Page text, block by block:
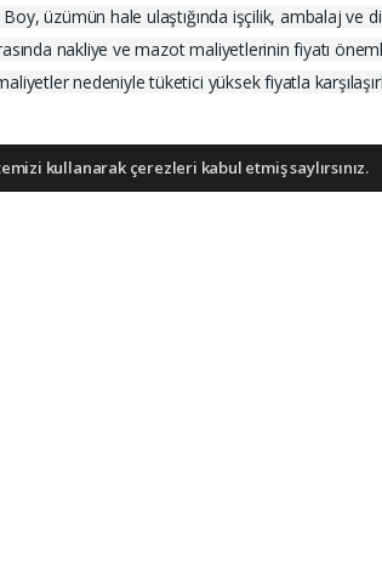
Boy, üzümün hale ulaştığında işçilik, ambalaj
nakliye ve mazot maliyetlerinin fiyatı
nedeniyle tüketici yüksek fiyatla
kullanarak çerezleri kabul etmiş saylırsınız.